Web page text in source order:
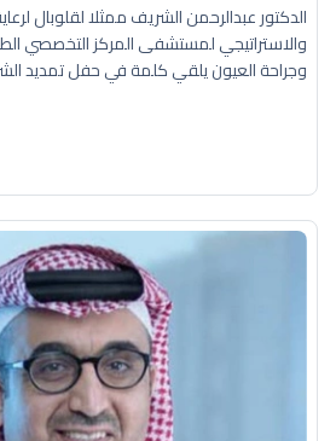
الدكتور عبدالرحمن الشريف ممثلا لقلوبال
والاستراتيجي لمستشفى المركز
وجراحة العيون يلقي كلمة في حفل تمديد